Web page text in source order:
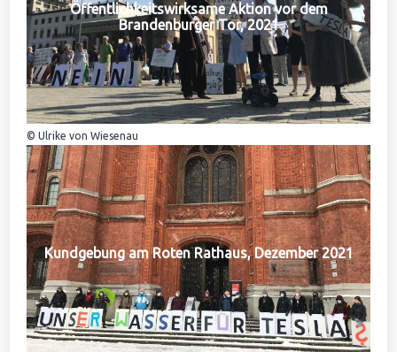
Öffentlichkeitswirksame Aktion vor dem
Brandenburger Tor, 2021
© Ulrike von Wiesenau
Kundgebung am Roten Rathaus, Dezember 2021